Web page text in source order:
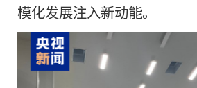
模化发展注入新动能。